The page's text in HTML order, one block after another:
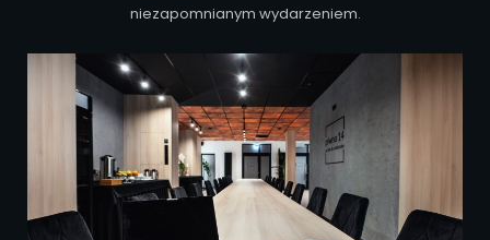
niezapomnianym wydarzeniem.